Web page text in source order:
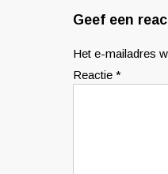
Geef een
Het e-mailadres
Reactie *